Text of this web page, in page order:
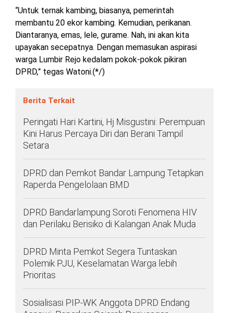
“Untuk ternak kambing, biasanya, pemerintah
membantu 20 ekor kambing. Kemudian, perikanan.
Diantaranya, emas, lele, gurame. Nah, ini akan kita
upayakan secepatnya. Dengan memasukan aspirasi
warga Lumbir Rejo kedalam pokok-pokok pikiran
DPRD,” tegas Watoni.(*/)
Berita Terkait
Peringati Hari Kartini, Hj Misgustini: Perempuan
Kini Harus Percaya Diri dan Berani Tampil
Setara
DPRD dan Pemkot Bandar Lampung Tetapkan
Raperda Pengelolaan BMD
DPRD Bandarlampung Soroti Fenomena HIV
dan Perilaku Berisiko di Kalangan Anak Muda
DPRD Minta Pemkot Segera Tuntaskan
Polemik PJU, Keselamatan Warga lebih
Prioritas
Sosialisasi PIP-WK Anggota DPRD Endang